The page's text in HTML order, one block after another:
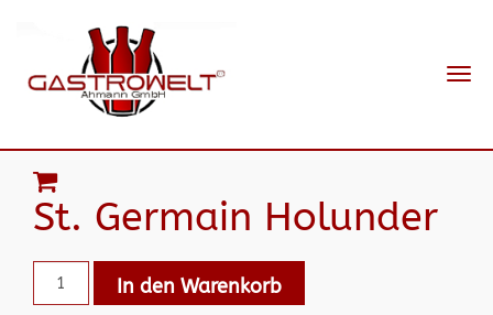
St. Germain Holunder
In den Warenkorb